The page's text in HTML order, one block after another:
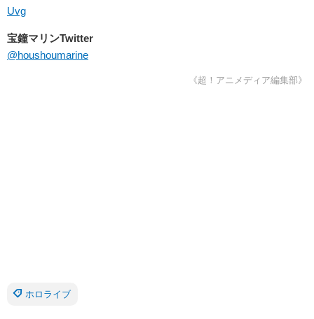
Uvg
宝鐘マリンTwitter
@houshoumarine
《超！アニメディア編集部》
ホロライブ